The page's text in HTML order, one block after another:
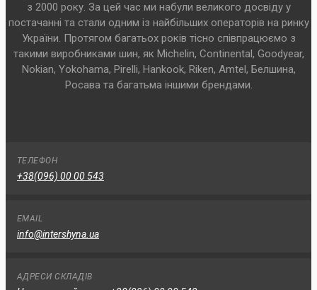
з 2000 року. За цей час ми набули великого досвіду у
постачанні та стали одним із найбільших операторів на ринку
України. Протягом багатьох років тісно співпрацюємо з
такими виробниками шин, як Michelin, Continental, Goodyear,
Nokian, Yokohama, Pirelli, Hankook, Riken, Amtel, Белшина,
Росава та багатьма іншими брендами.
ТЕЛЕФОН
+38(096) 00 00 543
EMAIL
info@intershyna.ua
АДРЕСИ СКЛАДІВ